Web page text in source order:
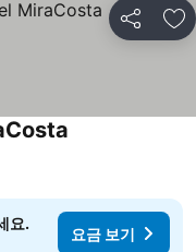
공유 즐
요.
요금 보기